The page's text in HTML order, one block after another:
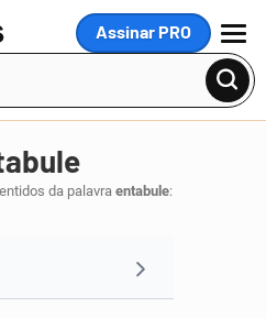
Assinar PRO
MENU
da palavra entabule: